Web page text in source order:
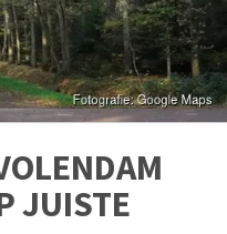
JUISTE